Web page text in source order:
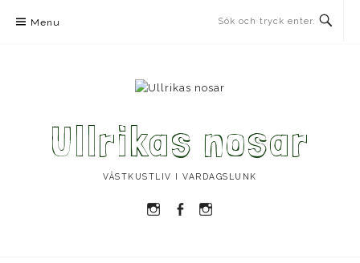
Menu
Ullrikas nosar
VÄSTKUSTLIV I VARDAGSLUNK
Instagram
Facebook